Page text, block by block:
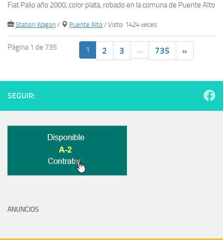
Fiat Palio año 2000, color plata, robado en la comuna de Puente Alto
Station Wagon / Puente Alto / Visto: 1424 veces
Página 1 de 735 1 2 3 … 735 »
SEGUIR:
ANUNCIOS